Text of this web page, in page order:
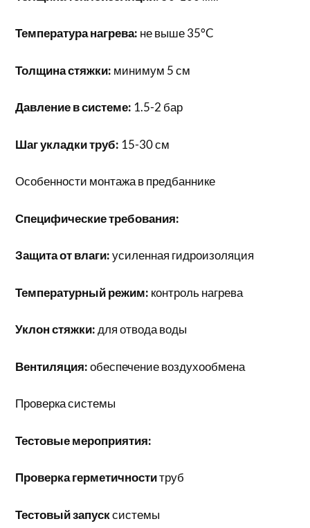
Температура нагрева: не выше 35°C
Толщина стяжки: минимум 5 см
Давление в системе: 1.5-2 бар
Шаг укладки труб: 15-30 см
Особенности монтажа в предбаннике
Специфические требования:
Защита от влаги:усиленная гидроизоляция
Температурный режим: контроль нагрева
Уклон стяжки: для отвода воды
Вентиляция:обеспечение воздухообмена
Проверка системы
Тестовые мероприятия:
Проверка герметичноститруб
Тестовый запусксистемы